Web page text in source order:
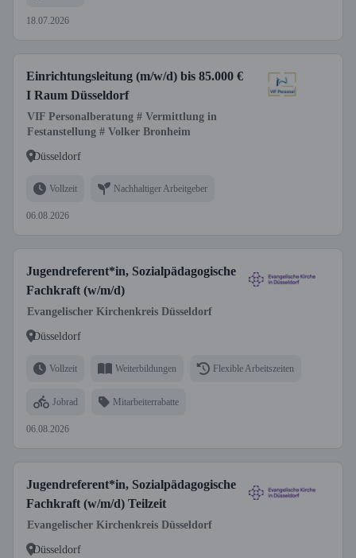
18.07.2026
Einrichtungsleitung (m/w/d) bis 85.000 €
I Raum Düsseldorf
VIF Personalberatung # Vermittlung in
Festanstellung # Volker Bronheim
Düsseldorf
Vollzeit Nachhaltiger Arbeitgeber
06.08.2026
Jugendreferent*in, Sozialpädagogische
Fachkraft (w/m/d)
Evangelischer Kirchenkreis Düsseldorf
Düsseldorf
Vollzeit Weiterbildungen Flexible Arbeitszeiten
Jobrad Mitarbeiterrabatte
06.08.2026
Jugendreferent*in, Sozialpädagogische
Fachkraft (w/m/d) Teilzeit
Evangelischer Kirchenkreis Düsseldorf
Düsseldorf